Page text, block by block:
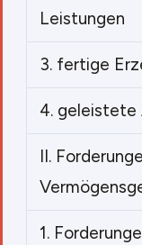
Leistungen
3. fertige
4. geleistete
II.
1.